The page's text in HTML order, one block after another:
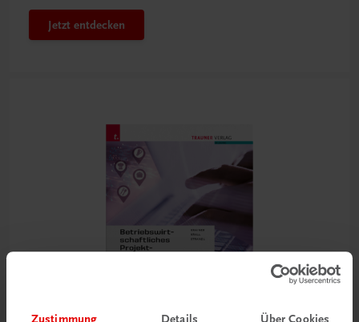
Zustimmung Details Über Cookies
Jetzt entdecken